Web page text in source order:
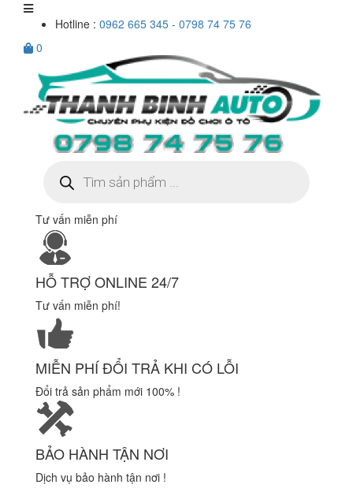
Hotline : 0962 665 345 - 0798 74 75 76
0
kiếm
sản
Tư vấn miễn phí
HỖ TRỢ ONLINE 24/7
Tư vấn miễn phí!
MIỄN PHÍ ĐỔI TRẢ KHI CÓ LỖI
Đổi trả sản phẩm mới 100% !
BẢO HÀNH TẬN NƠI
Dịch vụ bảo hành tận nơi !